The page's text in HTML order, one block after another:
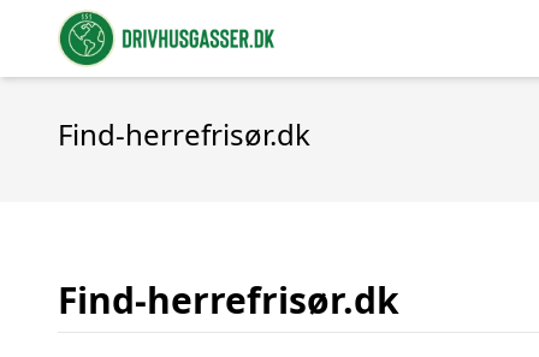
Find-herrefrisør.dk
Find-herrefrisør.dk